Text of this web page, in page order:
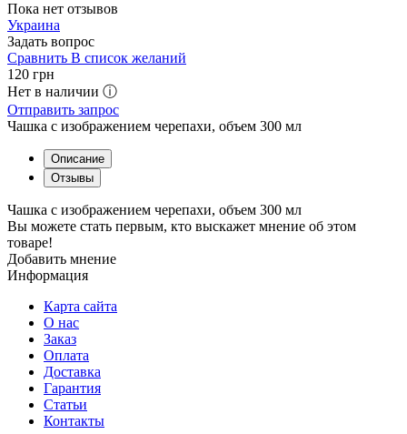
Пока нет отзывов
Украина
Задать вопрос
Сравнить В список желаний
120 грн
Нет в наличии ⓘ
Отправить запрос
Чашка с изображением черепахи, объем 300 мл
Описание
Отзывы
Чашка с изображением черепахи, объем 300 мл
Вы можете стать первым, кто выскажет мнение об этом
товаре!
Добавить мнение
Информация
Карта сайта
О нас
Заказ
Оплата
Доставка
Гарантия
Статьи
Контакты